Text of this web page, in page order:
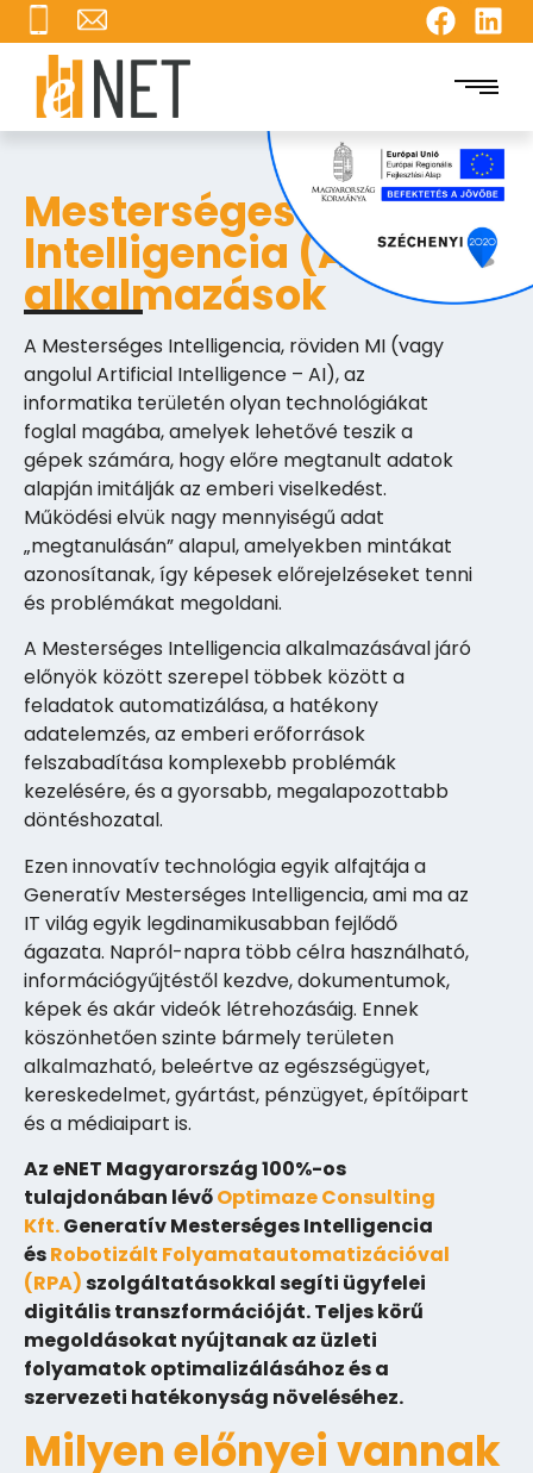
Mesterséges
Intelligencia (AI)
alkalmazások
A Mesterséges Intelligencia, röviden MI (vagy
angolul Artificial Intelligence – AI), az
informatika területén olyan technológiákat
foglal magába, amelyek lehetővé teszik a
gépek számára, hogy előre megtanult adatok
alapján imitálják az emberi viselkedést.
Működési elvük nagy mennyiségű adat
„megtanulásán” alapul, amelyekben mintákat
azonosítanak, így képesek előrejelzéseket tenni
és problémákat megoldani.
A Mesterséges Intelligencia alkalmazásával járó
előnyök között szerepel többek között a
feladatok automatizálása, a hatékony
adatelemzés, az emberi erőforrások
felszabadítása komplexebb problémák
kezelésére, és a gyorsabb, megalapozottabb
döntéshozatal.
Ezen innovatív technológia egyik alfajtája a
Generatív Mesterséges Intelligencia, ami ma az
IT világ egyik legdinamikusabban fejlődő
ágazata. Napról-napra több célra használható,
információgyűjtéstől kezdve, dokumentumok,
képek és akár videók létrehozásáig. Ennek
köszönhetően szinte bármely területen
alkalmazható, beleértve az egészségügyet,
kereskedelmet, gyártást, pénzügyet, építőipart
és a médiaipart is.
Az eNET Magyarország 100%-os
tulajdonában lévőOptimaze Consulting
Kft.Generatív Mesterséges Intelligencia
ésRobotizált Folyamatautomatizációval
(RPA)szolgáltatásokkal segíti ügyfelei
digitális transzformációját. Teljes körű
megoldásokat nyújtanak az üzleti
folyamatok optimalizálásához és a
szervezeti hatékonyság növeléséhez.
Milyen előnyei vannak